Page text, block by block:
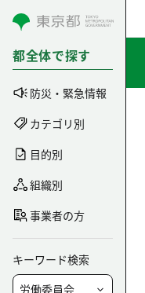
コンテンツにスキップ
都全体で探す
防災・緊急情報
カテゴリ別
目的別
組織別
事業者の方
キーワード検索